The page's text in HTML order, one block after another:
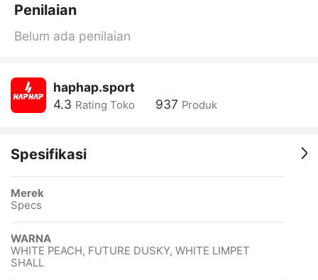
Penilaian
Belum ada penilaian
haphap.sport
4.3 Rating Toko 937 Produk
Spesifikasi
Merek
Specs
WARNA
WHITE PEACH, FUTURE DUSKY, WHITE LIMPET
SHALL